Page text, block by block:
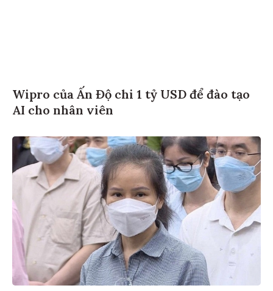
Wipro của Ấn Độ chi 1 tỷ USD để đào tạo
AI cho nhân viên